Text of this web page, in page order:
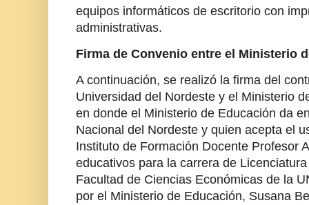
equipos informáticos de escritorio con
administrativas.
Firma de Convenio entre el Ministerio
A continuación, se realizó la firma del
Universidad del Nordeste y el Ministerio
en donde el Ministerio de Educación da
Nacional del Nordeste y quien acepta el
Instituto de Formación Docente Profesor
educativos para la carrera de
Facultad de Ciencias Económicas de la
por el Ministerio de Educación, Susana